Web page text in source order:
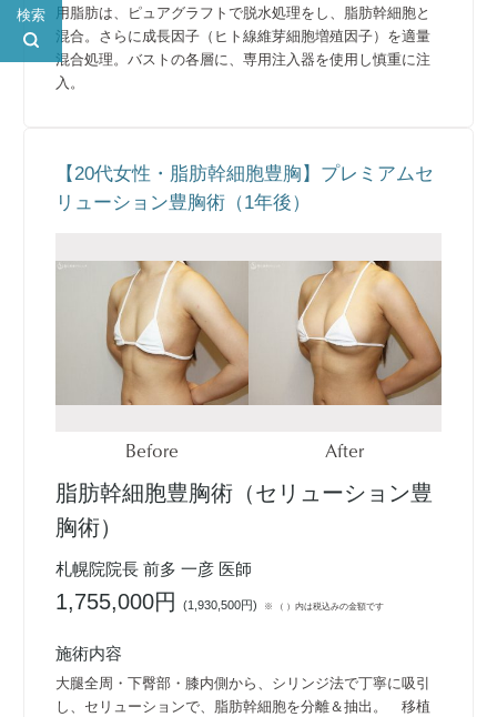
検索
用脂肪は、ピュアグラフトで脱水処理をし、脂肪幹細胞と
混合。さらに成長因子（ヒト線維芽細胞増殖因子）を適量
混合処理。バストの各層に、専用注入器を使用し慎重に注
入。
【20代女性・脂肪幹細胞豊胸】プレミアムセ
リューション豊胸術（1年後）
Before After
脂肪幹細胞豊胸術（セリューション豊
胸術）
札幌院院長 前多 一彦 医師
1,755,000円(1,930,500円) ※ （ ）内は税込みの金額です
施術内容
大腿全周・下臀部・膝内側から、シリンジ法で丁寧に吸引
し、セリューションで、脂肪幹細胞を分離＆抽出。 移植